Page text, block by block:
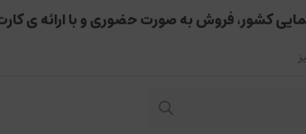
کشور، فروش به صورت حضوری و با ارائه ی